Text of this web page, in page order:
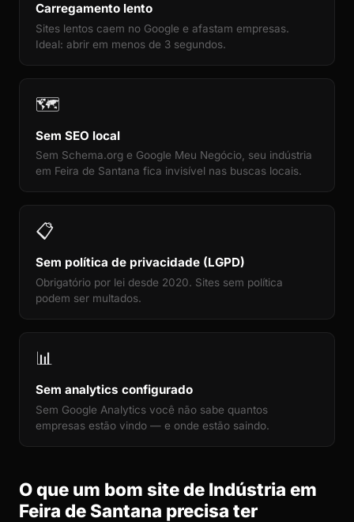
Carregamento lento
Sites lentos caem no Google e afastam empresas.
Ideal: abrir em menos de 3 segundos.
🗺️
Sem SEO local
Sem Schema.org e Google Meu Negócio, seu indústria
em Feira de Santana fica invisível nas buscas locais.
📋
Sem política de privacidade (LGPD)
Obrigatório por lei desde 2020. Sites sem política
podem ser multados.
📊
Sem analytics configurado
Sem Google Analytics você não sabe quantos
empresas estão vindo — e onde estão saindo.
O que um bom site de Indústria em
Feira de Santana precisa ter